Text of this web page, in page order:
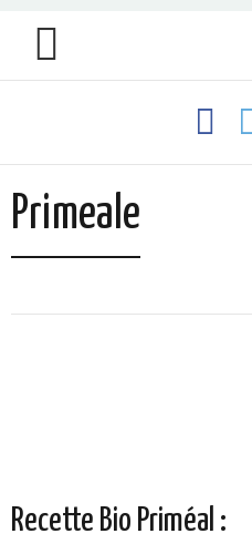
Primeale
Recette Bio Priméal :